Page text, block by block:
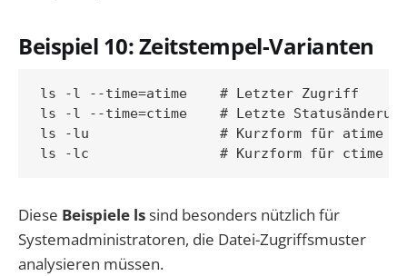
Beispiel 10: Zeitstempel-Varianten
ls -l --time=atime    # Letzter Zugriff
ls -l --time=ctime    # Letzte Statusänderung
ls -lu                # Kurzform für atime
Diese Beispiele lssind besonders nützlich für
Systemadministratoren, die Datei-Zugriffsmuster
analysieren müssen.